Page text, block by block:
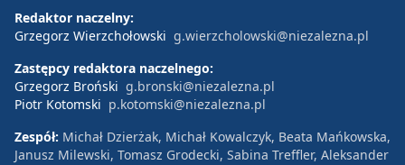
Redaktor naczelny:
Grzegorz Wierzchołowski g.wierzcholowski@niezalezna.pl
Zastępcy redaktora naczelnego:
Grzegorz Broński g.bronski@niezalezna.pl
Piotr Kotomski p.kotomski@niezalezna.pl
Zespół: Michał Dzierżak, Michał Kowalczyk, Beata Mańkowska,
Janusz Milewski, Tomasz Grodecki, Sabina Treffler, Aleksander